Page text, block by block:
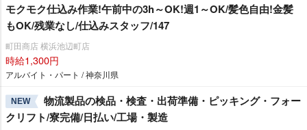
モクモク仕込み作業!午前中の3h～OK!週1～OK/髪色自由!金髪
もOK/残業なし/仕込みスタッフ/147
町田商店 横浜池辺町店
時給1,300円
アルバイト・パート / 神奈川県
NEW
物流製品の検品・検査・出荷準備・ピッキング・フォー
クリフト/寮完備/日払い/工場・製造